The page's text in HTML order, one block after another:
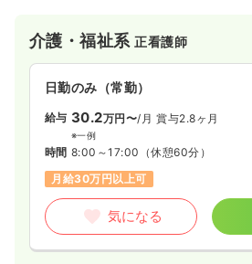
介護・福祉系正看護師
日勤のみ（常勤）
給与 30.2万円〜/月 賞与2.8ヶ月
※一例
時間 8:00～17:00 （休憩60分）
月給30万円以上可
気になる